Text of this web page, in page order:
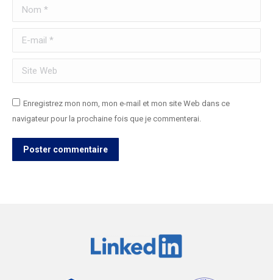
Nom *
E-mail *
Site Web
Enregistrez mon nom, mon e-mail et mon site Web dans ce
navigateur pour la prochaine fois que je commenterai.
Poster commentaire